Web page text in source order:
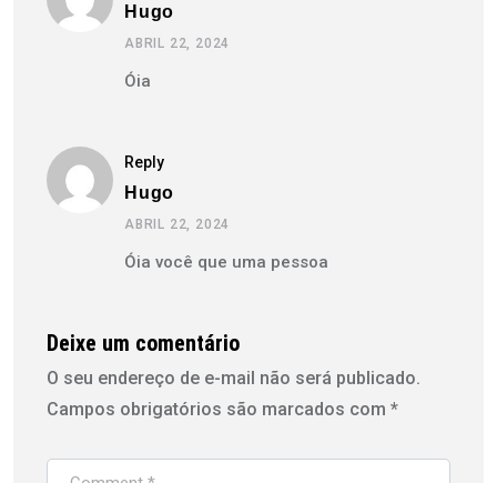
Hugo
ABRIL 22, 2024
Óia
Reply
Hugo
ABRIL 22, 2024
Óia você que uma pessoa
Deixe um comentário
O seu endereço de e-mail não será publicado.
Campos obrigatórios são marcados com *